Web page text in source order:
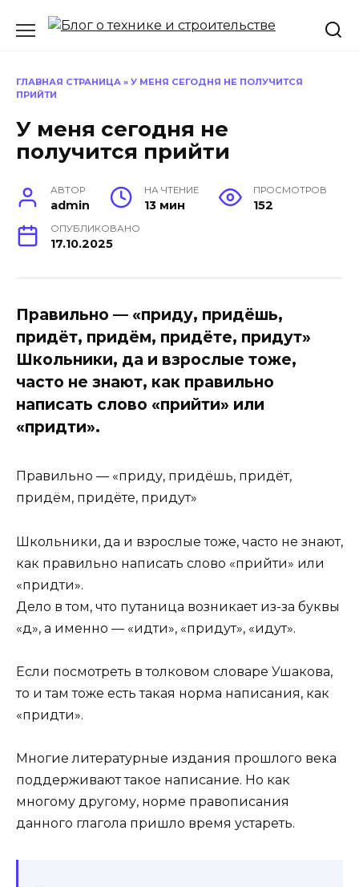
ГЛАВНАЯ СТРАНИЦА » У МЕНЯ СЕГОДНЯ НЕ ПОЛУЧИТСЯ
ПРИЙТИ
У меня сегодня не
получится прийти
АВТОР
admin
НА ЧТЕНИЕ
13 мин
ПРОСМОТРОВ
152
ОПУБЛИКОВАНО
17.10.2025
Правильно — «приду, придёшь,
придёт, придём, придёте, придут»
Школьники, да и взрослые тоже,
часто не знают, как правильно
написать слово «прийти» или
«придти».
Правильно — «приду, придёшь, придёт,
придём, придёте, придут»
Школьники, да и взрослые тоже, часто не знают,
как правильно написать слово «прийти» или
«придти».
Дело в том, что путаница возникает из-за буквы
«д», а именно — «идти», «придут», «идут».
Если посмотреть в толковом словаре Ушакова,
то и там тоже есть такая норма написания, как
«придти».
Многие литературные издания прошлого века
поддерживают такое написание. Но как
многому другому, норме правописания
данного глагола пришло время устареть.